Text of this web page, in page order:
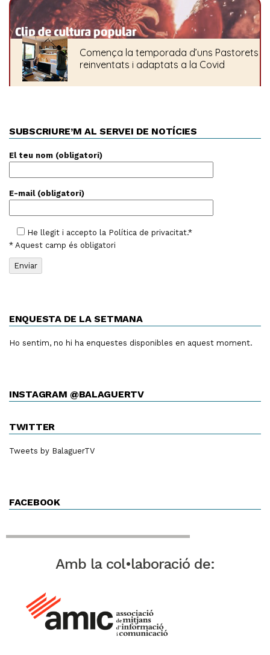
SUBSCRIURE’M AL SERVEI DE NOTÍCIES
El teu nom (obligatori)
E-mail (obligatori)
He llegit i accepto la Política de privacitat.*
* Aquest camp és obligatori
ENQUESTA DE LA SETMANA
Ho sentim, no hi ha enquestes disponibles en aquest moment.
INSTAGRAM @BALAGUERTV
TWITTER
Tweets by BalaguerTV
FACEBOOK
Amb la col•laboració de: